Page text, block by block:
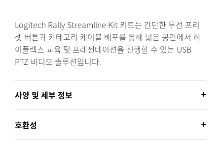
Logitech Rally Streamline Kit 키트는 간단한 무선 프리
셋 버튼과 카테고리 케이블 배포를 통해 넓은 공간에서 하
이플렉스 교육 및 프레젠테이션을 진행할 수 있는 USB
PTZ 비디오 솔루션입니다.
사양 및 세부 정보
호환성